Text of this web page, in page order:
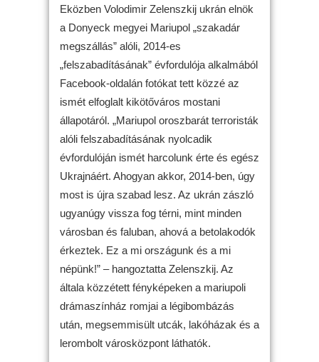
Eközben Volodimir Zelenszkij ukrán elnök
a Donyeck megyei Mariupol „szakadár
megszállás” alóli, 2014-es
„felszabadításának” évfordulója alkalmából
Facebook-oldalán fotókat tett közzé az
ismét elfoglalt kikötőváros mostani
állapotáról. „Mariupol oroszbarát terroristák
alóli felszabadításának nyolcadik
évfordulóján ismét harcolunk érte és egész
Ukrajnáért. Ahogyan akkor, 2014-ben, úgy
most is újra szabad lesz. Az ukrán zászló
ugyanúgy vissza fog térni, mint minden
városban és faluban, ahová a betolakodók
érkeztek. Ez a mi országunk és a mi
népünk!” – hangoztatta Zelenszkij. Az
általa közzétett fényképeken a mariupoli
drámaszínház romjai a légibombázás
után, megsemmisült utcák, lakóházak és a
lerombolt városközpont láthatók.